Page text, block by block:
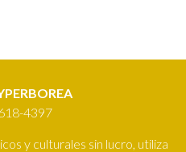
4397
y culturales sin lucro, utiliza